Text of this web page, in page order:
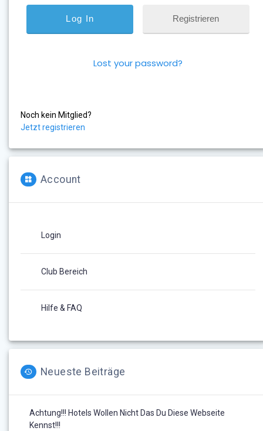
Registrieren
Lost your password?
Noch kein Mitglied?
Jetzt registrieren
Account
Login
Club Bereich
Hilfe & FAQ
Neueste Beiträge
Achtung!!! Hotels Wollen Nicht Das Du Diese Webseite
Kennst!!!